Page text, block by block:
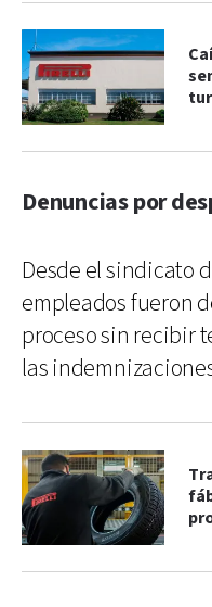
Denuncias por
Desde el sindicato
empleados fueron
proceso sin recibir
las